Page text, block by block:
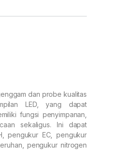
dan probe kualitas
LED, yang dapat
fungsi penyimpanan,
sekaligus. Ini dapat
pengukur EC, pengukur
pengukur nitrogen